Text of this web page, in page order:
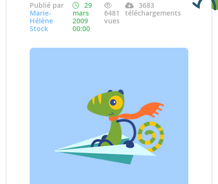
Publié par
Marie-
Hélène
Stock
29
mars
2009
00:00
6481
vues
3683
téléchargements